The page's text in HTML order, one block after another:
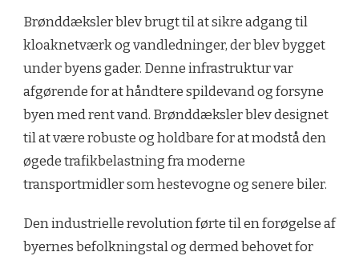
Brønddæksler blev brugt til at sikre adgang til
kloaknetværk og vandledninger, der blev bygget
under byens gader. Denne infrastruktur var
afgørende for at håndtere spildevand og forsyne
byen med rent vand. Brønddæksler blev designet
til at være robuste og holdbare for at modstå den
øgede trafikbelastning fra moderne
transportmidler som hestevogne og senere biler.
Den industrielle revolution førte til en forøgelse af
byernes befolkningstal og dermed behovet for